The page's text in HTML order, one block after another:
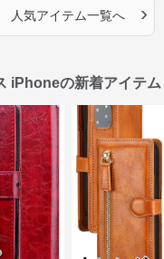
人気アイテム一覧へ ›
iPhoneの新着アイテム